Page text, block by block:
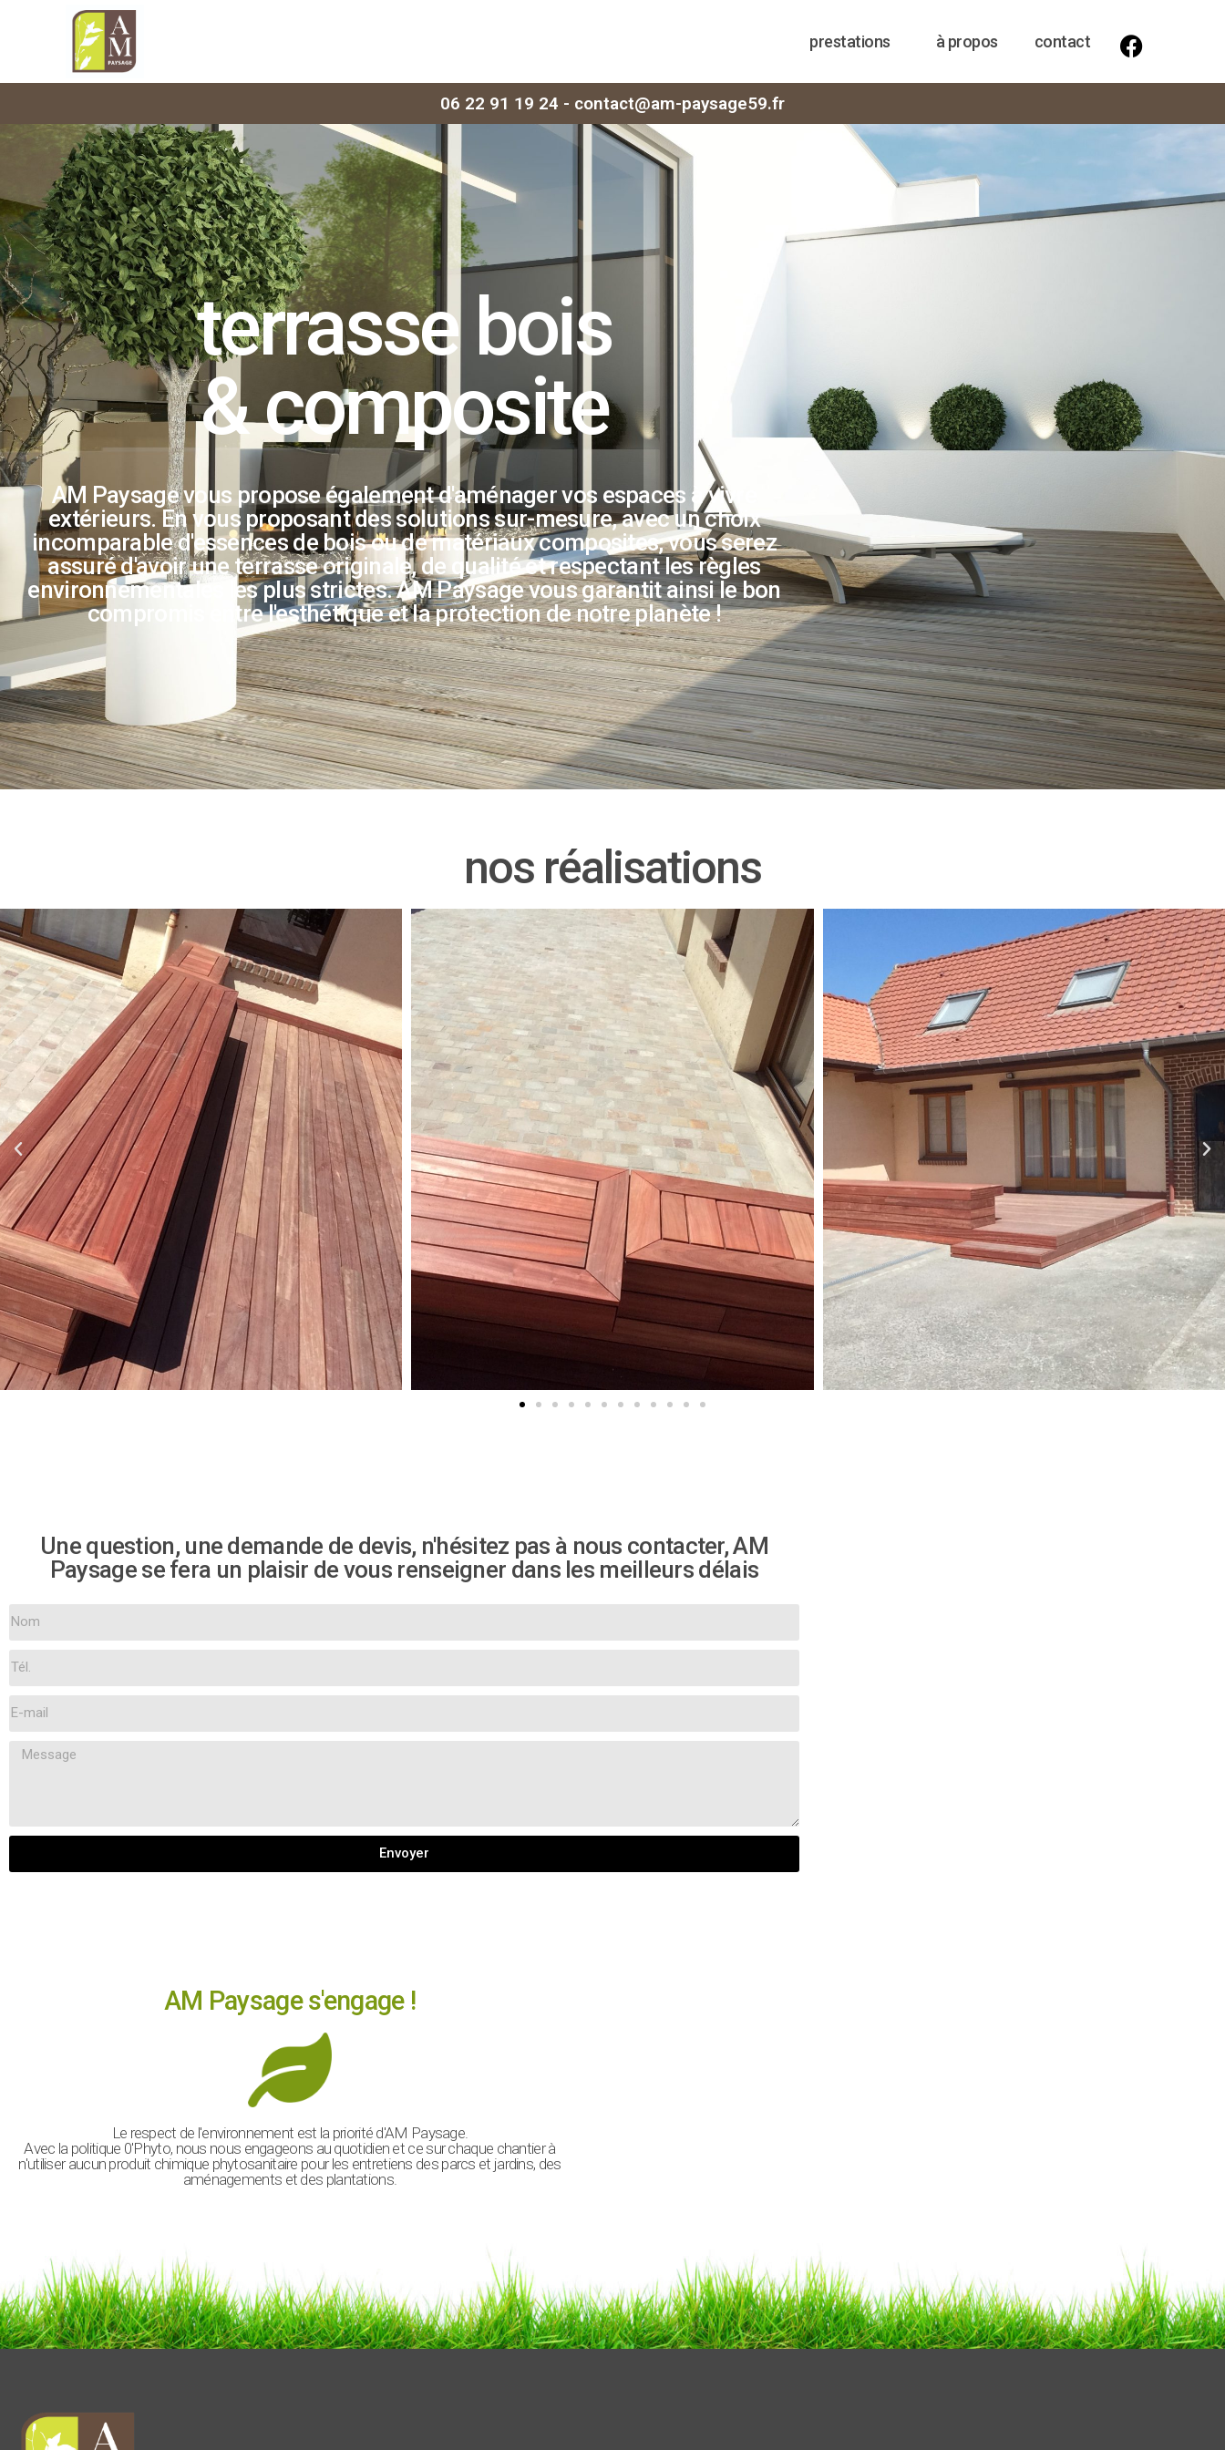
prestations à propos contact
06 22 91 19 24 - contact@am-paysage59.fr
terrasse bois
& composite
AM Paysage vous propose également d'aménager vos espaces à vivre
extérieurs. En vous proposant des solutions sur-mesure, avec un choix
incomparable d'essences de bois ou de matériaux composites, vous serez
assuré d'avoir une terrasse originale, de qualité et respectant les règles
environnementales les plus strictes. AM Paysage vous garantit ainsi le bon
compromis entre l'esthétique et la protection de notre planète !
nos réalisations
Une question, une demande de devis, n'hésitez pas à nous contacter, AM
Paysage se fera un plaisir de vous renseigner dans les meilleurs délais
Envoyer
AM Paysage s'engage !
Le respect de l'environnement est la priorité d'AM Paysage.
Avec la politique 0'Phyto, nous nous engageons au quotidien et ce sur chaque chantier à
n'utiliser aucun produit chimique phytosanitaire pour les entretiens des parcs et jardins, des
aménagements et des plantations.